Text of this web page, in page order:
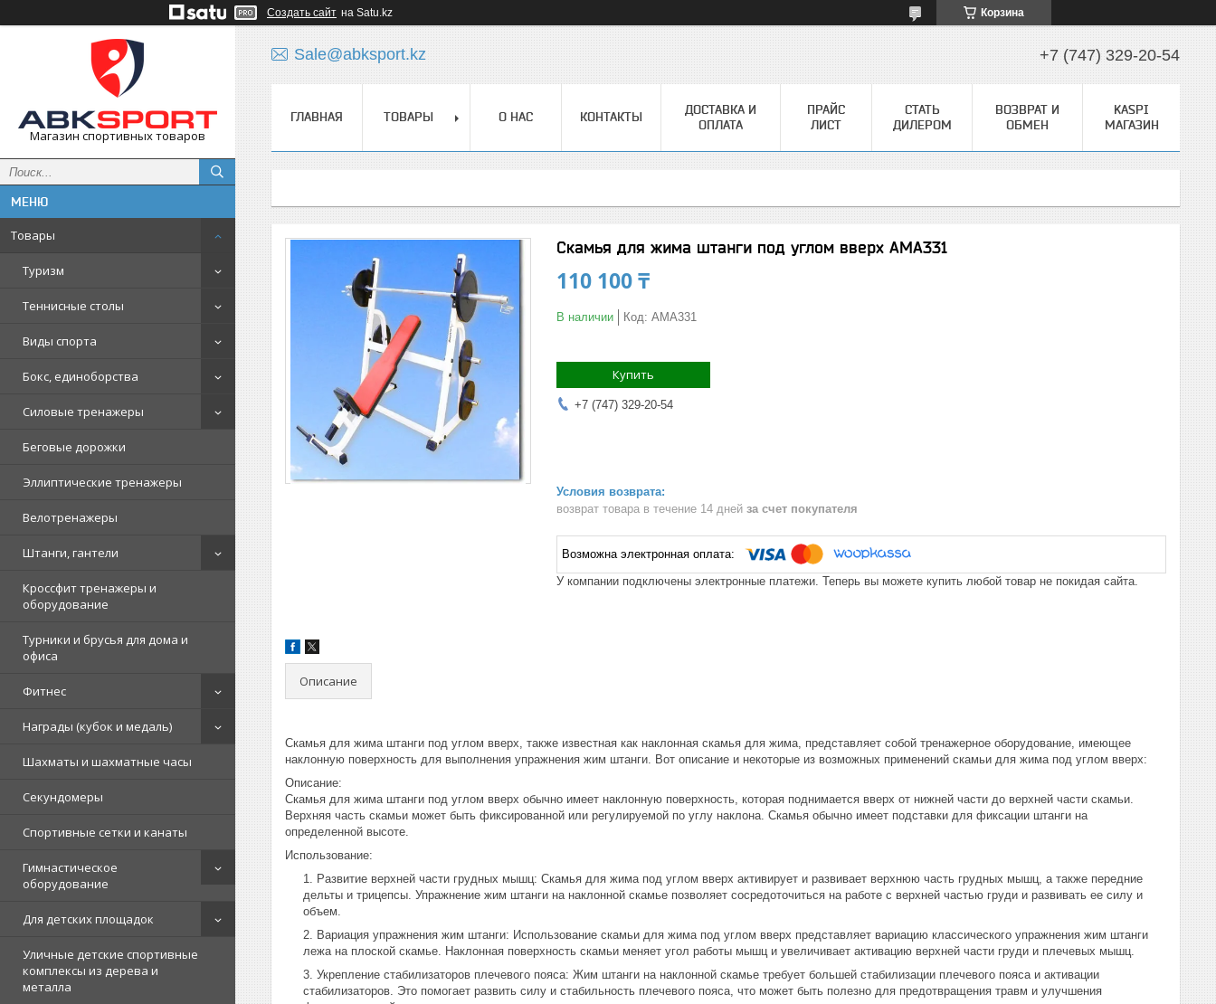
Создать сайт на Satu.kz Корзина
Магазин спортивных товаров
Товары
Туризм
Теннисные столы
Виды спорта
Бокс, единоборства
Силовые тренажеры
Беговые дорожки
Эллиптические тренажеры
Велотренажеры
Штанги, гантели
Кроссфит тренажеры и
оборудование
Турники и брусья для дома и
офиса
Фитнес
Награды (кубок и медаль)
Шахматы и шахматные часы
Секундомеры
Спортивные сетки и канаты
Гимнастическое
оборудование
Для детских площадок
Уличные детские спортивные
комплексы из дерева и
металла
Sale@abksport.kz +7 (747) 329-20-54
ГЛАВНАЯ ТОВАРЫ О НАС КОНТАКТЫ
ДОСТАВКА И
ОПЛАТА
ПРАЙС
ЛИСТ
СТАТЬ
ДИЛЕРОМ
ВОЗВРАТ И
ОБМЕН
KASPI
МАГАЗИН
Cкамья для жима штанги под углом вверх AMA331
110 100 ₸
В наличии Код: AMA331
Купить
+7 (747) 329-20-54
возврат товара в течение 14 дней за счет покупателя
У компании подключены электронные платежи. Теперь вы можете купить любой товар не покидая сайта.
Описание
Скамья для жима штанги под углом вверх, также известная как наклонная скамья для жима, представляет собой тренажерное оборудование, имеющее
наклонную поверхность для выполнения упражнения жим штанги. Вот описание и некоторые из возможных применений скамьи для жима под углом вверх:
Описание:
Скамья для жима штанги под углом вверх обычно имеет наклонную поверхность, которая поднимается вверх от нижней части до верхней части скамьи.
Верхняя часть скамьи может быть фиксированной или регулируемой по углу наклона. Скамья обычно имеет подставки для фиксации штанги на
определенной высоте.
Использование:
Развитие верхней части грудных мышц: Скамья для жима под углом вверх активирует и развивает верхнюю часть грудных мышц, а также передние
дельты и трицепсы. Упражнение жим штанги на наклонной скамье позволяет сосредоточиться на работе с верхней частью груди и развивать ее силу и
объем.
Вариация упражнения жим штанги: Использование скамьи для жима под углом вверх представляет вариацию классического упражнения жим штанги
лежа на плоской скамье. Наклонная поверхность скамьи меняет угол работы мышц и увеличивает активацию верхней части груди и плечевых мышц.
Укрепление стабилизаторов плечевого пояса: Жим штанги на наклонной скамье требует большей стабилизации плечевого пояса и активации
стабилизаторов. Это помогает развить силу и стабильность плечевого пояса, что может быть полезно для предотвращения травм и улучшения